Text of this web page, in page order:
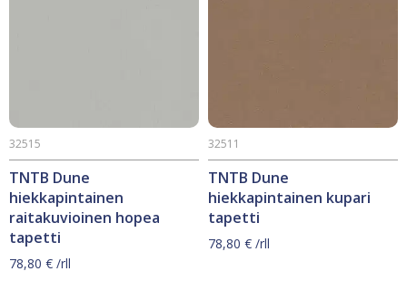
TNTB Dune
hiekkapintainen
raitakuvioinen hopea
tapetti
32515
78,80 € /rll
TNTB Dune
hiekkapintainen kupari
tapetti
32511
78,80 € /rll